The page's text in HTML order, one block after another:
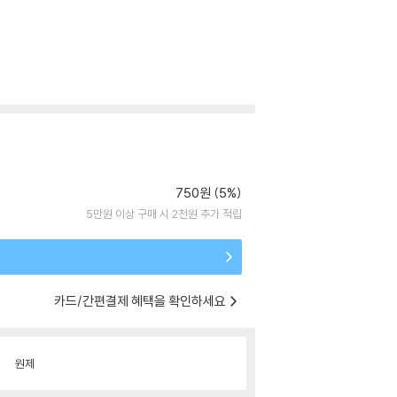
750원 (5%)
5만원 이상 구매 시 2천원 추가 적립
카드/간편결제 혜택을 확인하세요
원제